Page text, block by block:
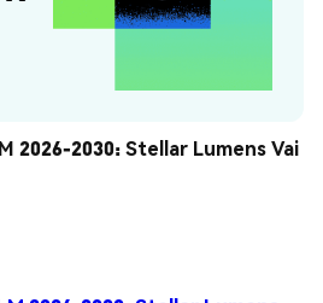
2026-2030: Stellar Lumens Vai